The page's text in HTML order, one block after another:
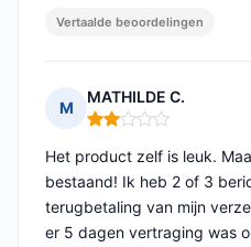
Vertaalde beoordelingen
M
MATHILDE C.
Opmerking: 2 van 5
Het product zelf is leuk.
bestaand! Ik heb 2 of 3
terugbetaling van mijn
er 5 dagen vertraging was